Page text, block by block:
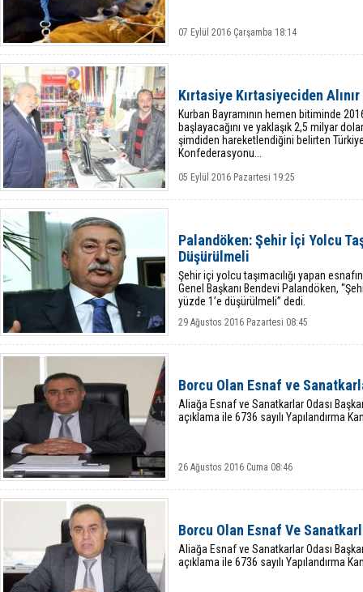
07 Eylül 2016 Çarşamba 18:14
Kırtasiye Kırtasiyeciden Alınır
Kurban Bayramının hemen bitiminde
başlayacağını ve yaklaşık 2,5 milyar
şimdiden hareketlendiğini belirten
Konfederasyonu...
05 Eylül 2016 Pazartesi 19:25
Palandöken: Şehir İçi Yolcu
Düşürülmeli
Şehir içi yolcu taşımacılığı yapan
Genel Başkanı Bendevi Palandöken,
yüzde 1’e düşürülmeli” dedi.
29 Ağustos 2016 Pazartesi 08:45
Borcu Olan Esnaf ve
Aliağa Esnaf ve Sanatkarlar Odası
açıklama ile 6736 sayılı Yapılandırma
26 Ağustos 2016 Cuma 08:46
Borcu Olan Esnaf Ve
Aliağa Esnaf ve Sanatkarlar Odası
açıklama ile 6736 sayılı Yapılandırma